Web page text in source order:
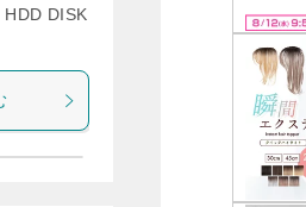
DISK